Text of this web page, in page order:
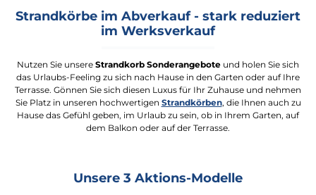
Strandkörbe im Abverkauf - stark reduziert
im Werksverkauf
Nutzen Sie unsere Strandkorb Sonderangebote und holen Sie sich
das Urlaubs-Feeling zu sich nach Hause in den Garten oder auf Ihre
Terrasse. Gönnen Sie sich diesen Luxus für Ihr Zuhause und nehmen
Sie Platz in unseren hochwertigen Strandkörben, die Ihnen auch zu
Hause das Gefühl geben, im Urlaub zu sein, ob in Ihrem Garten, auf
dem Balkon oder auf der Terrasse.
Unsere 3 Aktions-Modelle